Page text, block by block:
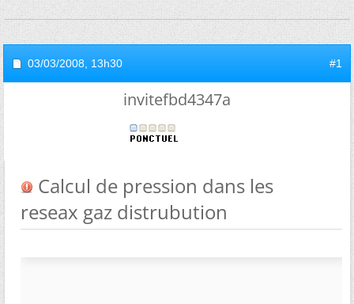
03/03/2008, 13h30 #1
invitefbd4347a
Calcul de pression dans les
reseax gaz distrubution